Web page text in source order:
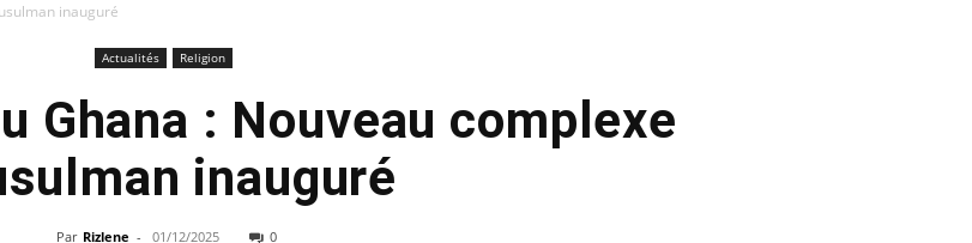
inauguré
Actualités Religion
Ghana : Nouveau complexe
inauguré
Par Rizlene - 01/12/2025 0